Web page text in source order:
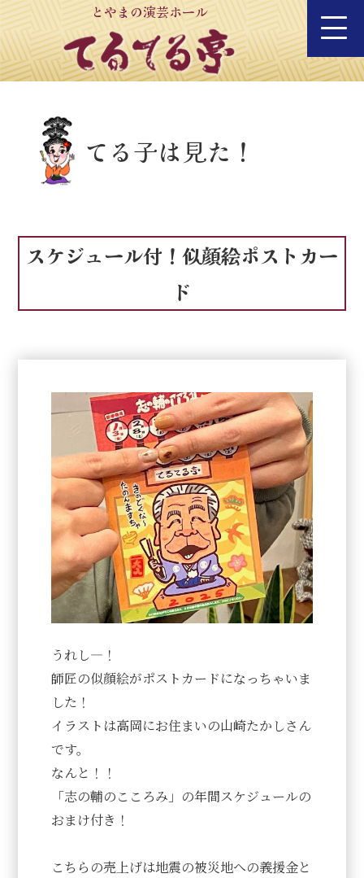
とやまの演芸ホール
てる子は見た！
スケジュール付！似顔絵ポストカー
ド
うれし―！
師匠の似顔絵がポストカードになっちゃいま
した！
イラストは高岡にお住まいの山崎たかしさん
です。
なんと！！
「志の輔のこころみ」の年間スケジュールの
おまけ付き！
こちらの売上げは地震の被災地への義援金と